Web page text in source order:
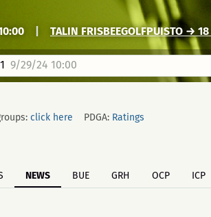
TALIN FRISBEEGOLFPUISTO →
9/29/24 10:00
click here PDGA: Ratings
NEWS BUE GRH OCP ICP